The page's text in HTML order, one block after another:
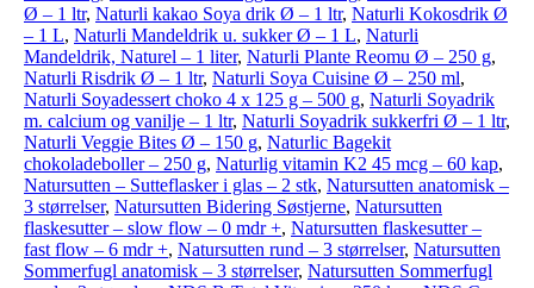
Ø – 1 ltr, Naturli kakao Soya drik Ø – 1 ltr, Naturli Kokosdrik Ø
– 1 L, Naturli Mandeldrik u. sukker Ø – 1 L, Naturli
Mandeldrik, Naturel – 1 liter, Naturli Plante Reomu Ø – 250 g,
Naturli Risdrik Ø – 1 ltr, Naturli Soya Cuisine Ø – 250 ml,
Naturli Soyadessert choko 4 x 125 g – 500 g, Naturli Soyadrik
m. calcium og vanilje – 1 ltr, Naturli Soyadrik sukkerfri Ø – 1 ltr,
Naturli Veggie Bites Ø – 150 g, Naturlic Bagekit
chokoladeboller – 250 g, Naturlig vitamin K2 45 mcg – 60 kap,
Natursutten – Sutteflasker i glas – 2 stk, Natursutten anatomisk –
3 størrelser, Natursutten Bidering Søstjerne, Natursutten
flaskesutter – slow flow – 0 mdr +, Natursutten flaskesutter –
fast flow – 6 mdr +, Natursutten rund – 3 størrelser, Natursutten
Sommerfugl anatomisk – 3 størrelser, Natursutten Sommerfugl